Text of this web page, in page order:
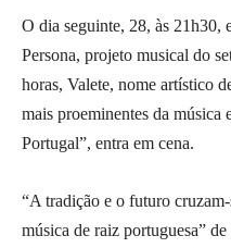
O dia seguinte, 28, às 21h30,
Persona, projeto musical do
horas, Valete, nome artístico
mais proeminentes da
Portugal”, entra em cena.
“A tradição e o futuro
música de raiz portuguesa”